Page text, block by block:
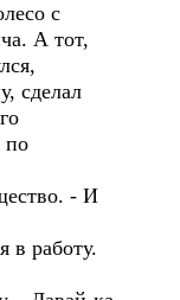
с
А тот,
сделал
по
- И
работу.